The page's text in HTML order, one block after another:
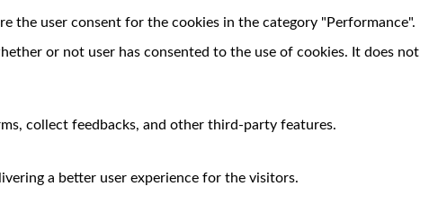
the user consent for the cookies in the category "Performance".
or not user has consented to the use of cookies. It does not
collect feedbacks, and other third-party features.
a better user experience for the visitors.